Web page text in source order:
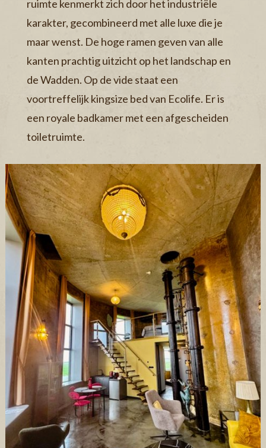
ruimte kenmerkt zich door het industriële
karakter, gecombineerd met alle luxe die je
maar wenst. De hoge ramen geven van alle
kanten prachtig uitzicht op het landschap en
de Wadden. Op de vide staat een
voortreffelijk kingsize bed van Ecolife. Er is
een royale badkamer met een afgescheiden
toiletruimte.